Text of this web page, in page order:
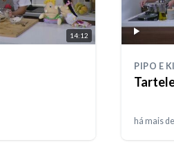
14:12
PIPO E
há mais